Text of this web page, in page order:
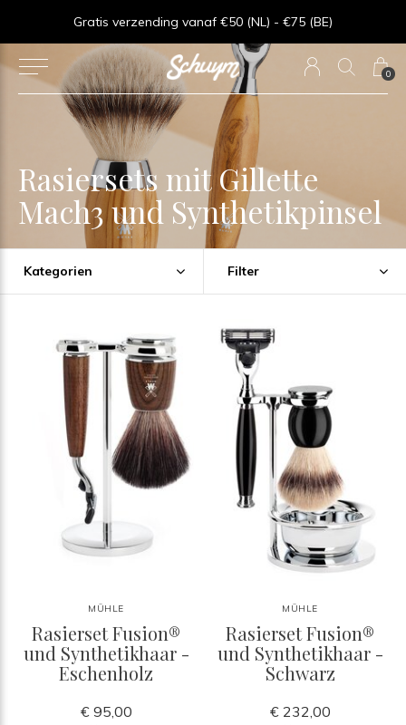
0
Goede service - ★★★★★ - Sinds 2013
Rasiersets mit Gillette
Mach3 und Synthetikpinsel
Kategorien Filter
MÜHLE
Rasierset Fusion®
und Synthetikhaar -
Eschenholz
€ 95,00
MÜHLE
Rasierset Fusion®
und Synthetikhaar -
Schwarz
€ 232,00